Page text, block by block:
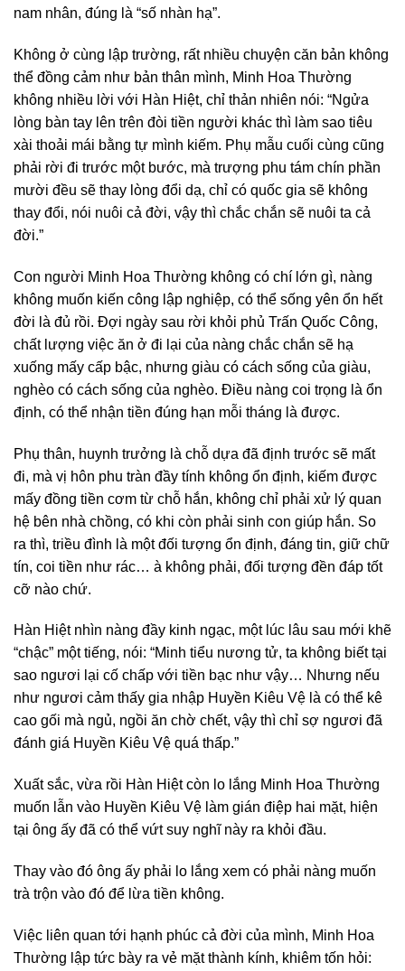
nam nhân, đúng là “số nhàn hạ”.
Không ở cùng lập trường, rất nhiều chuyện căn bản không
thể đồng cảm như bản thân mình, Minh Hoa Thường
không nhiều lời với Hàn Hiệt, chỉ thản nhiên nói: “Ngửa
lòng bàn tay lên trên đòi tiền người khác thì làm sao tiêu
xài thoải mái bằng tự mình kiếm. Phụ mẫu cuối cùng cũng
phải rời đi trước một bước, mà trượng phu tám chín phần
mười đều sẽ thay lòng đổi dạ, chỉ có quốc gia sẽ không
thay đổi, nói nuôi cả đời, vậy thì chắc chắn sẽ nuôi ta cả
đời.”
Con người Minh Hoa Thường không có chí lớn gì, nàng
không muốn kiến công lập nghiệp, có thể sống yên ổn hết
đời là đủ rồi. Đợi ngày sau rời khỏi phủ Trấn Quốc Công,
chất lượng việc ăn ở đi lại của nàng chắc chắn sẽ hạ
xuống mấy cấp bậc, nhưng giàu có cách sống của giàu,
nghèo có cách sống của nghèo. Điều nàng coi trọng là ổn
định, có thể nhận tiền đúng hạn mỗi tháng là được.
Phụ thân, huynh trưởng là chỗ dựa đã định trước sẽ mất
đi, mà vị hôn phu tràn đầy tính không ổn định, kiếm được
mấy đồng tiền cơm từ chỗ hắn, không chỉ phải xử lý quan
hệ bên nhà chồng, có khi còn phải sinh con giúp hắn. So
ra thì, triều đình là một đối tượng ổn định, đáng tin, giữ chữ
tín, coi tiền như rác… à không phải, đối tượng đền đáp tốt
cỡ nào chứ.
Hàn Hiệt nhìn nàng đầy kinh ngạc, một lúc lâu sau mới khẽ
“chậc” một tiếng, nói: “Minh tiểu nương tử, ta không biết tại
sao ngươi lại cố chấp với tiền bạc như vậy… Nhưng nếu
như ngươi cảm thấy gia nhập Huyền Kiêu Vệ là có thể kê
cao gối mà ngủ, ngồi ăn chờ chết, vậy thì chỉ sợ ngươi đã
đánh giá Huyền Kiêu Vệ quá thấp.”
Xuất sắc, vừa rồi Hàn Hiệt còn lo lắng Minh Hoa Thường
muốn lẫn vào Huyền Kiêu Vệ làm gián điệp hai mặt, hiện
tại ông ấy đã có thể vứt suy nghĩ này ra khỏi đầu.
Thay vào đó ông ấy phải lo lắng xem có phải nàng muốn
trà trộn vào đó để lừa tiền không.
Việc liên quan tới hạnh phúc cả đời của mình, Minh Hoa
Thường lập tức bày ra vẻ mặt thành kính, khiêm tốn hỏi: